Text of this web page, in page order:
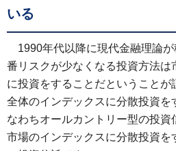
いる
1990年代以降に現代金融理論
番リスクが少なくなる投資方法は
に投資をすることだということが
全体のインデックスに分散投資を
なわちオールカントリー型の投
市場のインデックスに分散投資を